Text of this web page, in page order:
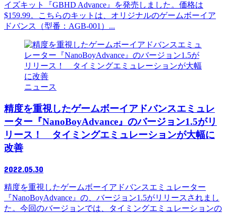
イズキット『GBHD Advance』を発売しました。価格は
$159.99。こちらのキットは、オリジナルのゲームボーイア
ドバンス（型番：AGB-001）...
ニュース
精度を重視したゲームボーイアドバンスエミュレ
ーター『NanoBoyAdvance』のバージョン1.5がリ
リース！ タイミングエミュレーションが大幅に
改善
2022.05.30
精度を重視したゲームボーイアドバンスエミュレーター
『NanoBoyAdvance』の、バージョン1.5がリリースされまし
た。今回のバージョンでは、タイミングエミュレーションの